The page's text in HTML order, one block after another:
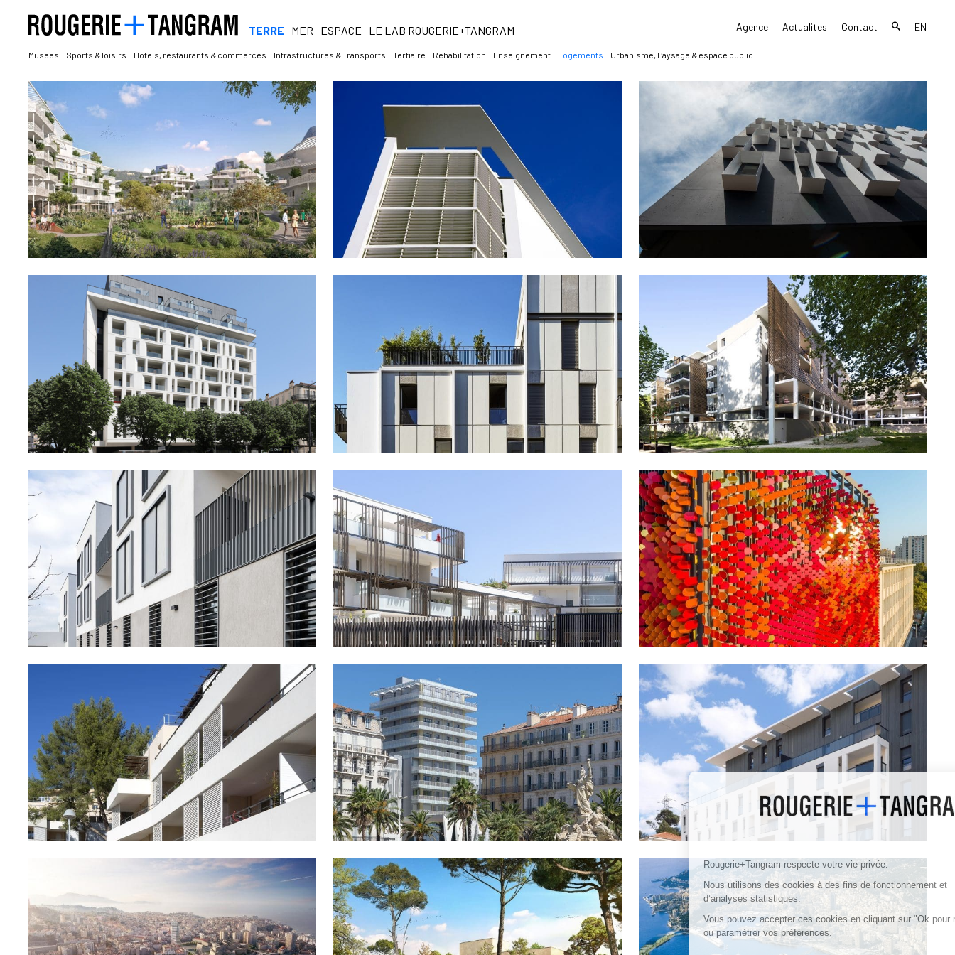
TERRE MER ESPACE LE LAB ROUGERIE+TANGRAM Agence Actualites Contact EN
Musees Sports & loisirs Hotels, restaurants & commerces Infrastructures & Transports Tertiaire Rehabilitation Enseignement Logements Urbanisme, Paysage & espace public
Rougerie+Tangram respecte votre vie privée.
Nous utilisons des cookies à des fins de fonctionnement et
d’analyses statistiques.
Vous pouvez accepter ces cookies en cliquant sur "Ok pour moi"
ou paramétrer vos préférences.